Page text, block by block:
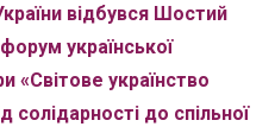
відбувся Шостий
української
«Світове українство
солідарності до спільної